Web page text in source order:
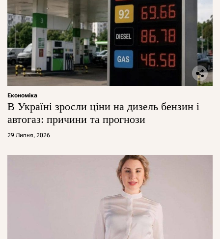
Економіка
В Україні зросли ціни на дизель бензин і
автогаз: причини та прогнози
29 Липня, 2026